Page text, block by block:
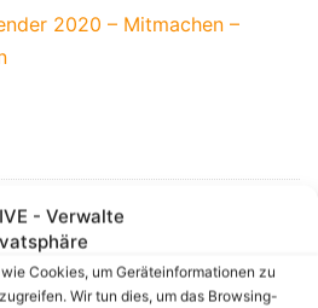
- Verwalte
Cookies, um Geräteinformationen zu
Wir tun dies, um das Browsing-
2020 – Mitmachen –
Bernau
Innenstadt